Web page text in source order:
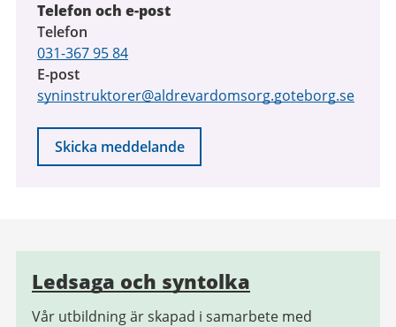
Telefon och e-post
Telefon
031-367 95 84
E-post
syninstruktorer@aldrevardomsorg.goteborg.se
Skicka meddelande
Relaterad
information
Ledsaga och syntolka
Vår utbildning är skapad i samarbete med